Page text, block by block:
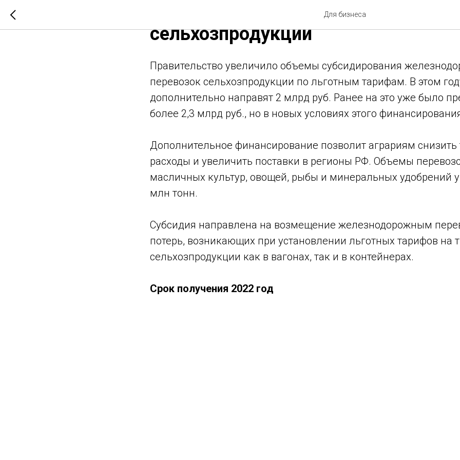
Для бизнеса
Льготные тарифы на перевозку
сельхозпродукции
Правительство увеличило объемы субсидирования
перевозок сельхозпродукции по льготным тарифам. В этом
дополнительно направят 2 млрд руб. Ранее на это уже было
более 2,3 млрд руб., но в новых условиях этого
Дополнительное финансирование позволит аграриям снизить
расходы и увеличить поставки в регионы РФ. Объемы
масличных культур, овощей, рыбы и минеральных удобрений
млн тонн.
Субсидия направлена на возмещение железнодорожным
потерь, возникающих при установлении льготных тарифов на
сельхозпродукции как в вагонах, так и в контейнерах.
Срок получения 2022 год